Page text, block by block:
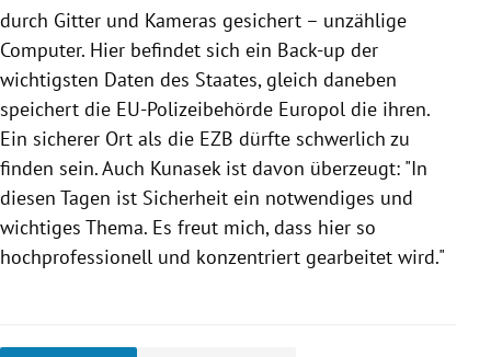
durch Gitter und Kameras gesichert – unzählige
Computer. Hier befindet sich ein Back-up der
wichtigsten Daten des Staates, gleich daneben
speichert die EU-Polizeibehörde Europol die ihren.
Ein sicherer Ort als die EZB dürfte schwerlich zu
finden sein. Auch Kunasekist davon überzeugt: "In
diesen Tagen ist Sicherheit ein notwendiges und
wichtiges Thema. Es freut mich, dass hier so
hochprofessionell und konzentriert gearbeitet wird."